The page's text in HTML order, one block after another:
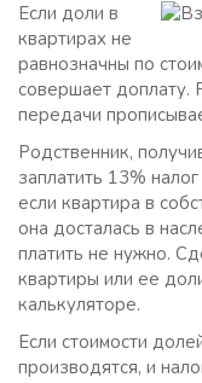
Если доли в
квартирах не
равнозначны по
совершает доплату.
передачи
Родственник,
заплатить 13%
если квартира в
она досталась в
платить не нужно.
квартиры или ее
калькуляторе.
Если стоимости
производятся, и